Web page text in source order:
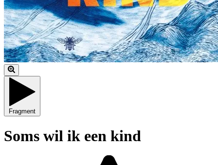
Fragment
Soms wil ik een kind